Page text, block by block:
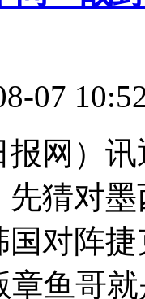
07
报网）
先猜对
国对阵
鱼哥